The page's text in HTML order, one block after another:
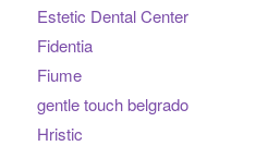
Estetic Dental Center
Fidentia
Fiume
gentle touch belgrado
Hristic